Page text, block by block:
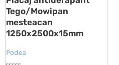
Tego/Mowipan
mesteacan
1250x2500x15mm
Podea